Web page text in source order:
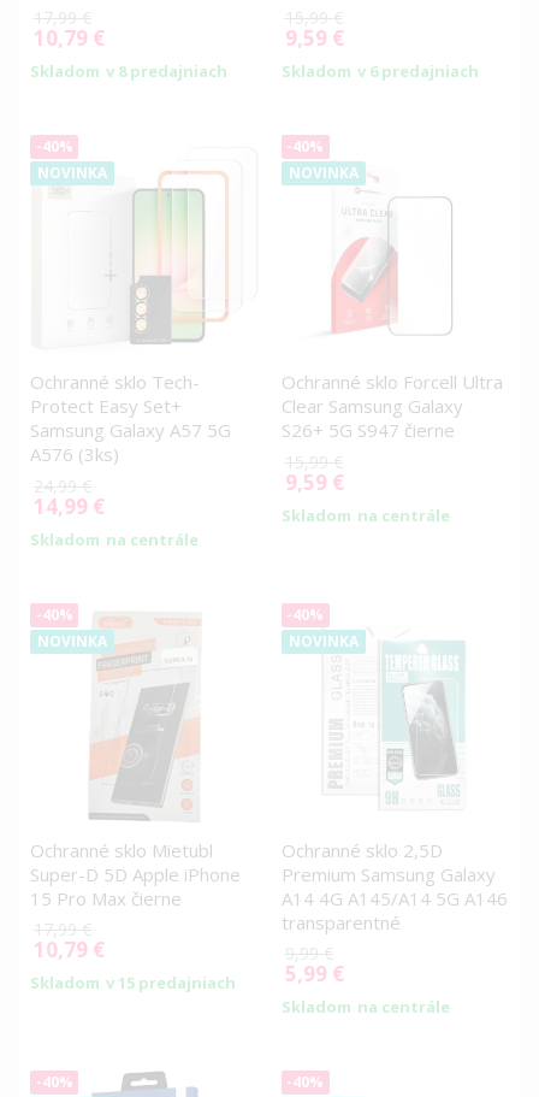
17,99 €
Special
Price
10,79 €
Skladom v 8 predajniach
15,99 €
Special
Price
9,59 €
Skladom v 6 predajniach
-40%
NOVINKA
Ochranné sklo Tech-
Protect Easy Set+
Samsung Galaxy A57 5G
A576 (3ks)
24,99 €
Special
14,99 €
Skladom na centrále
-40%
NOVINKA
Ochranné sklo Forcell Ultra
Clear Samsung Galaxy
S26+ 5G S947 čierne
15,99 €
Special
9,59 €
Skladom na centrále
-40%
NOVINKA
Ochranné sklo Mietubl
Super-D 5D Apple iPhone
15 Pro Max čierne
17,99 €
Special
Price
10,79 €
Skladom v 15 predajniach
-40%
NOVINKA
Ochranné sklo 2,5D
Premium Samsung Galaxy
A14 4G A145/A14 5G A146
transparentné
9,99 €
Special
Price
5,99 €
Skladom na centrále
-40%
-40%